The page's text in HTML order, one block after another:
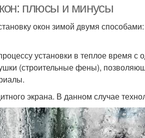
плюсы и минусы
окон зимой двумя
установки в теплое время
(строительные фены),
экрана. В данном случае